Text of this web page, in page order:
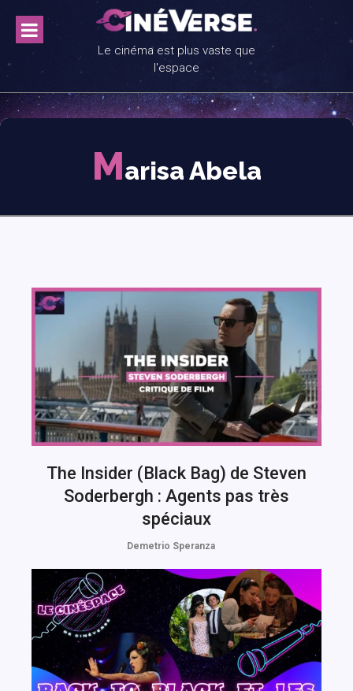
content
Le cinéma est plus vaste que
l'espace
Marisa Abela
The Insider (Black Bag) de Steven
Soderbergh : Agents pas très
spéciaux
Demetrio Speranza